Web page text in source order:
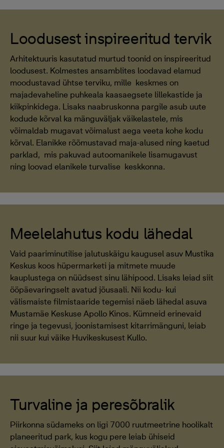
Loodusest inspireeritud tervik
Arhitektuuris kasutatud murtud toonid on inspireeritud
loodusest. Kolmestes ansamblites loodavad elamud
moodustavad ühtse terviku, mille keskmes on
majadevaheline puhkeala kaasaegsete lillekastide ja
kiikpinkidega. Lisaks naabruskonna pargile asub uute
kodude kõrval ka mänguväljak väikelastele, mis
võimaldab mugavat võimalust aega veeta kohe kodu
kõrval. Elanikke rõõmustavad maja-alused ning kaetud
parklad, mis pakuvad autoomanikele lisamugavust
ning loovad elanikele turvalise keskkonna.
Meelelahutus kodu lähedal
Vaid paariminutilise jalutuskäigu kaugusel asuv Mustika
Keskus koos hüpermarketi ja mitmete muude
kauplustega on nüüdsest sinu lähipood. Lisaks leiad siit
ööpäevaringselt avatud jõusaali. Nii kodu- kui
välismaiste filmistaaride tegemisi näeb lähedal asuva
Mustamäe Keskuse Apollo Kinos. Kümneid erinevaid
ringe ja tegevusi, joonistamisest kitarrimänguni, leiab
nii suur kui väike Huvikeskusest Kullo.
Turvaline ja peresõbralik
Piirkonna südameks on ligi 7000 ruutmeetrine hoolikalt
planeeritud park, kus kogu pere leiab ühiseid